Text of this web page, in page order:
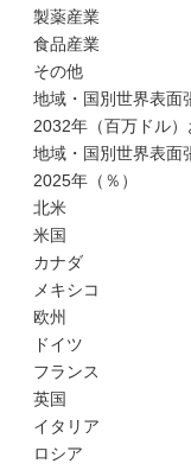
製薬産業
食品産業
その他
地域・国別世界表面
2032年（百万ドル）
地域・国別世界表面
2025年（％）
北米
米国
カナダ
メキシコ
欧州
ドイツ
フランス
英国
イタリア
ロシア